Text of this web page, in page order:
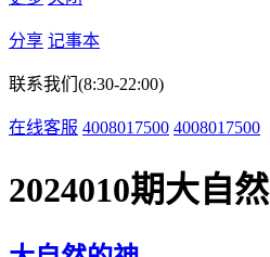
分享 记事本
联系我们(8:30-22:00)
在线客服 4008017500 4008017500
2024010期大自